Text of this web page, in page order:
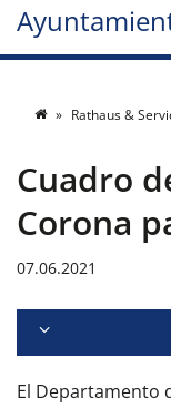
Rathaus &
Cuadro
Corona
07.06.2021
El Departamento